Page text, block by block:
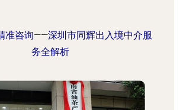
准咨询——深圳市同辉出入境中介服
务全解析